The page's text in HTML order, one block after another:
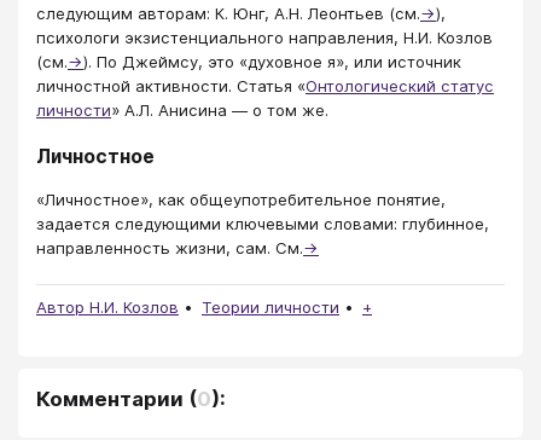
следующим авторам: К. Юнг, А.Н. Леонтьев (см.→),
психологи экзистенциального направления, Н.И. Козлов
(см.→). По Джеймсу, это «духовное я», или источник
личностной активности. Статья «Онтологический статус
личности» А.Л. Анисина — о том же.
Личностное
«Личностное», как общеупотребительное понятие,
задается следующими ключевыми словами: глубинное,
направленность жизни, сам. См.→
Автор Н.И. Козлов Теории личности +
Комментарии (0):